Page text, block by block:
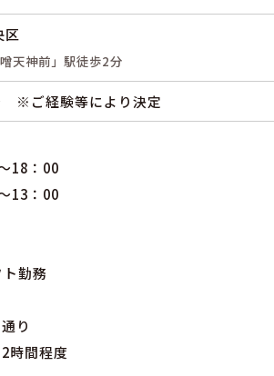
区
天神前」駅徒歩2分
※ご経験等により決定
18：00
：00
勤務
り
時間程度